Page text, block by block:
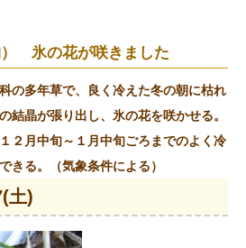
） 氷の花が咲きました
の多年草で、良く冷えた冬の朝に枯れ
結晶が張り出し、氷の花を咲かせる。
２月中旬～１月中旬ごろまでのよく冷
きる。（気象条件による）
土)